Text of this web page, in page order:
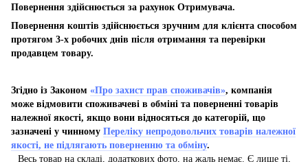
Повернення здійснюється за рахунок Отримувача.
Повернення коштів здійснюється зручним для клієнта способом
протягом 3-х робочих днів після отримання та перевірки
продавцем товару.
Згідно із Законом «Про захист прав споживачів», компанія
може відмовити споживачеві в обміні та поверненні товарів
належної якості, якщо вони відносяться до категорій, що
зазначені у чинному Переліку непродовольчих товарів належної
якості, не підлягають поверненню та обміну.
Весь товар на складі, додаткових фото, на жаль немає. Є лише ті,